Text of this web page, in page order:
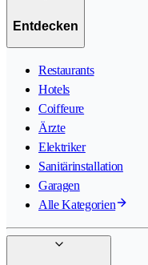
Entdecken
Restaurants
Hotels
Coiffeure
Ärzte
Elektriker
Sanitärinstallation
Garagen
Alle Kategorien